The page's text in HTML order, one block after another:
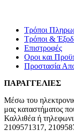
Τρόποι
Τρόποι &
Επιστροφές
Οροι και
Προστασία
ΠΑΡΑΓΓΕΛΙΕΣ
Μέσω του
μας καταστήματος
Καλλιθέα ή
2109571317,